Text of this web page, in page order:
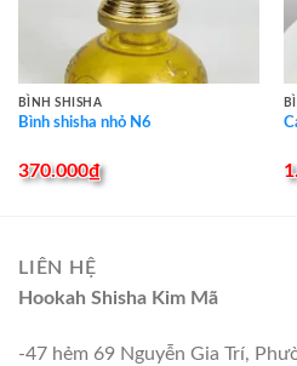
BÌNH SHISHA
Bình shisha nhỏ N6
370.000₫
LIÊN HỆ
Hookah Shisha Kim Mã
-47 hẻm 69 Nguyễn Gia Trí,